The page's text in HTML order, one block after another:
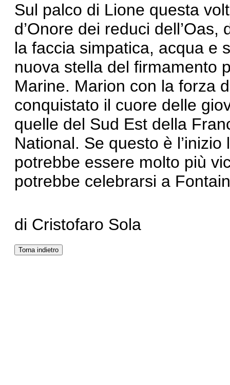
Sul palco di Lione questa
d’Onore dei reduci dell’Oas,
la faccia simpatica, acqua e
nuova stella del firmamento
Marine. Marion con la forza
conquistato il cuore delle
quelle del Sud Est della
National. Se questo è
potrebbe essere molto più
potrebbe celebrarsi a
di Cristofaro Sola